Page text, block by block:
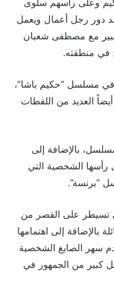
دور رجل أعمال ويعمل
مع مصطفى شعبان
في منطقته.
مسلسل “حكيم باشا”،
العديد من اللقطات
بالإضافة إلى
رأسها الشخصية التي
“برنسة”.
تسيطر على القصر من
بالإضافة إلى اهتمامها
سهر الصايغ الشخصية
كبير من الجمهور في